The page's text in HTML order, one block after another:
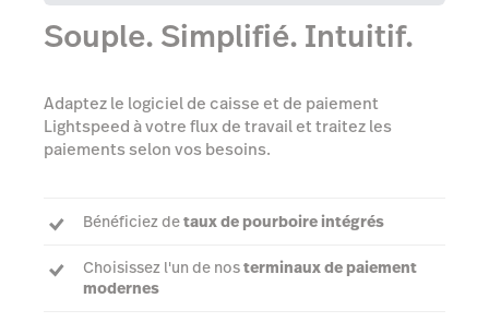
Souple. Simplifié. Intuitif.
Adaptez le logiciel de caisse et de paiement
Lightspeed à votre flux de travail et traitez les
paiements selon vos besoins.
Bénéficiez detaux de pourboire intégrés
Choisissez l'un de nosterminaux de paiement
modernes